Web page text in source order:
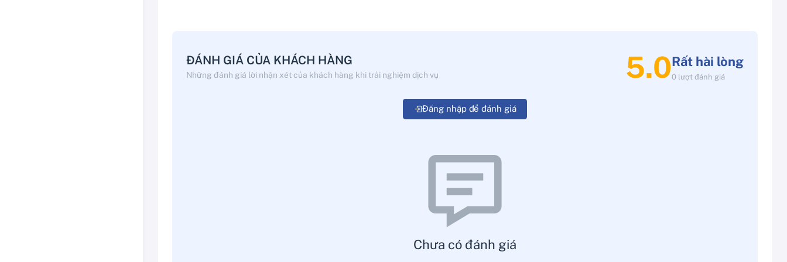
ĐÁNH GIÁ CỦA KHÁCH HÀNG
Những đánh giá lời nhận xét của khách hàng khi trải nghiệm dịch vụ 5.0Rất hài lòng
0 lượt đánh giá
Đăng nhập để đánh giá
Chưa có đánh giá